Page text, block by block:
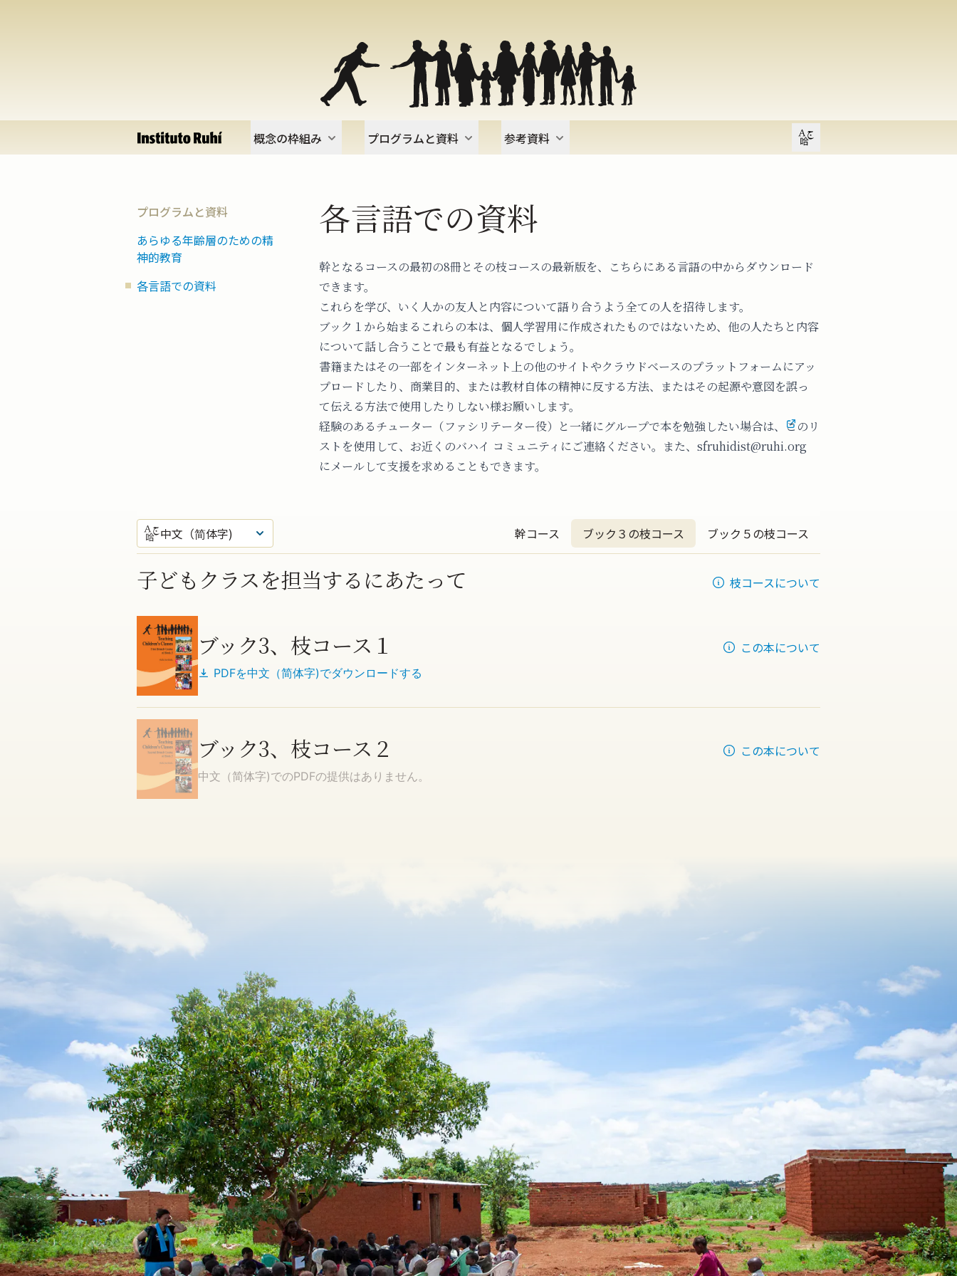
概念の枠組み プログラムと資料 参考資料 Open user menu
プログラムと資料
あらゆる年齢層のための精
神的教育
各言語での資料
各言語での資料
幹となるコースの最初の8冊とその枝コースの最新版を、こちらにある言語の中からダウンロード
できます。
これらを学び、いく人かの友人と内容について語り合うよう全ての人を招待します。
ブック１から始まるこれらの本は、個人学習用に作成されたものではないため、他の人たちと内容
について話し合うことで最も有益となるでしょう。
書籍またはその一部をインターネット上の他のサイトやクラウドベースのプラットフォームにアッ
プロードしたり、商業目的、または教材自体の精神に反する方法、またはその起源や意図を誤っ
て伝える方法で使用したりしない様お願いします。
経験のあるチューター（ファシリテーター役）と一緒にグループで本を勉強したい場合は、 このリ
ストを使用して、お近くのバハイ コミュニティにご連絡 ください。また、sfruhidist@ruhi.org
にメールして支援を求めることもできます。
中文（简体字) 幹コース ブック３の枝コース ブック５の枝コース
子どもクラスを担当するにあたって 枝コースについて
ブック3、枝コース１ この本について
PDFを中文（简体字)でダウンロードする
ブック3、枝コース２ この本について
中文（简体字)でのPDFの提供はありません。